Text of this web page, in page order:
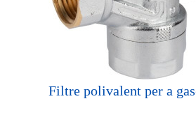
Filtre polivalent per a